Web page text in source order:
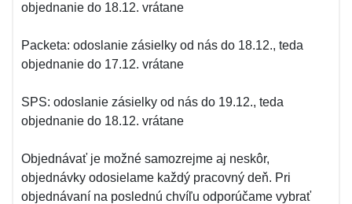
objednanie do 18.12. vrátane
Packeta: odoslanie zásielky od nás do 18.12., teda
objednanie do 17.12. vrátane
SPS: odoslanie zásielky od nás do 19.12., teda
objednanie do 18.12. vrátane
Objednávať je možné samozrejme aj neskôr,
objednávky odosielame každý pracovný deň. Pri
objednávaní na poslednú chvíľu odporúčame vybrať